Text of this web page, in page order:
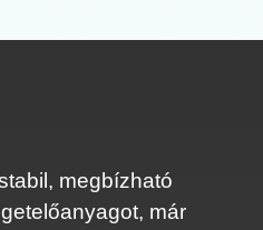
megbízható
már